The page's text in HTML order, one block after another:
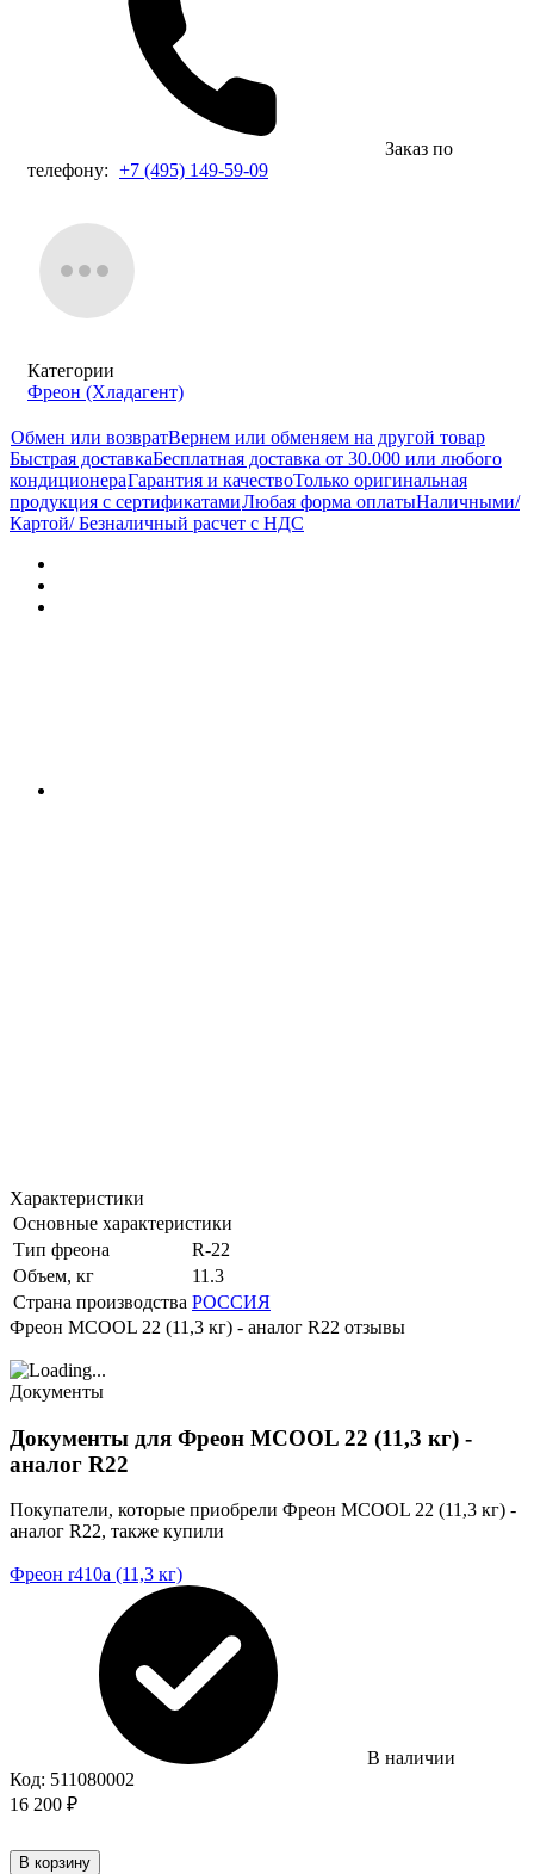
Заказ по
телефону: +7 (495) 149-59-09
Категории
Фреон (Хладагент)
Обмен или возвратВернем или обменяем на другой товар
Быстрая доставкаБесплатная доставка от 30.000 или любого
кондиционераГарантия и качествоТолько оригинальная
продукция с сертификатамиЛюбая форма оплатыНаличными/
Картой/ Безналичный расчет с НДС
Характеристики
Основные характеристики
Тип фреона
R-22
Объем, кг
11.3
Страна производства РОССИЯ
Фреон MCOOL 22 (11,3 кг) - аналог R22 отзывы
Документы
Документы для Фреон MCOOL 22 (11,3 кг) -
аналог R22
Покупатели, которые приобрели Фреон MCOOL 22 (11,3 кг) -
аналог R22, также купили
Фреон r410a (11,3 кг)
В наличии
Код: 511080002
16 200 ₽
В корзину